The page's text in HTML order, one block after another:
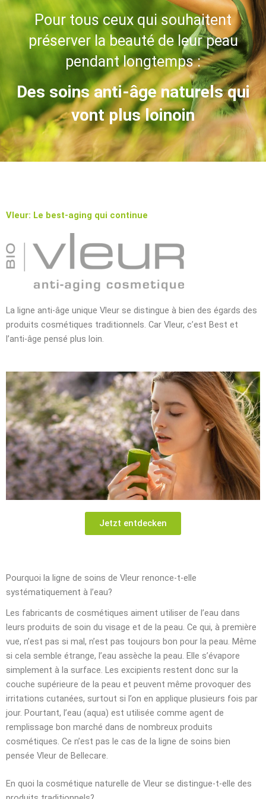
Pour tous ceux qui souhaitent
préserver la beauté de leur peau
pendant longtemps :
Des soins anti-âge naturels qui
vont plus loinoin
Vleur: Le best-aging qui continue
La ligne anti-âge unique Vleur se distingue à bien des égards des
produits cosmétiques traditionnels. Car Vleur, c’est Best et
l’anti-âge pensé plus loin.
Jetzt entdecken
Pourquoi la ligne de soins de Vleur renonce-t-elle
systématiquement à l’eau?
Les fabricants de cosmétiques aiment utiliser de l’eau dans
leurs produits de soin du visage et de la peau. Ce qui, à première
vue, n’est pas si mal, n’est pas toujours bon pour la peau. Même
si cela semble étrange, l’eau assèche la peau. Elle s’évapore
simplement à la surface. Les excipients restent donc sur la
couche supérieure de la peau et peuvent même provoquer des
irritations cutanées, surtout si l’on en applique plusieurs fois par
jour. Pourtant, l’eau (aqua) est utilisée comme agent de
remplissage bon marché dans de nombreux produits
cosmétiques. Ce n’est pas le cas de la ligne de soins bien
pensée Vleur de Bellecare.
En quoi la cosmétique naturelle de Vleur se distingue-t-elle des